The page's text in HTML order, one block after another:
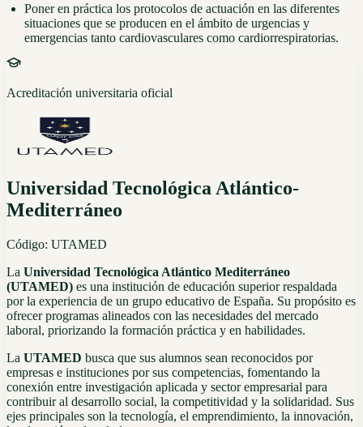
Poner en práctica los protocolos de actuación en las diferentes
situaciones que se producen en el ámbito de urgencias y
emergencias tanto cardiovasculares como cardiorrespiratorias.
Acreditación universitaria oficial
Universidad Tecnológica Atlántico-
Mediterráneo
Código: UTAMED
La Universidad Tecnológica Atlántico Mediterráneo
(UTAMED) es una institución de educación superior respaldada
por la experiencia de un grupo educativo de España. Su propósito es
ofrecer programas alineados con las necesidades del mercado
laboral, priorizando la formación práctica y en habilidades.
La UTAMED busca que sus alumnos sean reconocidos por
empresas e instituciones por sus competencias, fomentando la
conexión entre investigación aplicada y sector empresarial para
contribuir al desarrollo social, la competitividad y la solidaridad. Sus
ejes principales son la tecnología, el emprendimiento, la innovación,